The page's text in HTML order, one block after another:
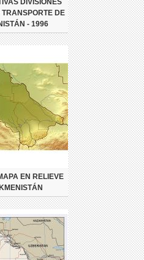
DE
- 1996
EN RELIEVE